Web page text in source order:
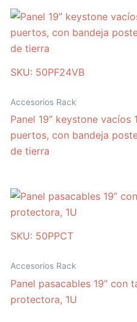
SKU: 50PF24VB
Accesorios Rack
Panel 19” keystone vacíos
puertos, con bandeja
de tierra
SKU: 50PPCT
Accesorios Rack
Panel pasacables 19” con
protectora, 1U